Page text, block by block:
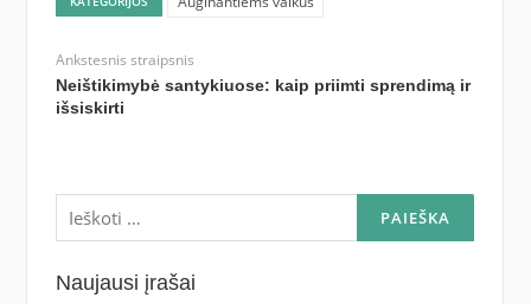
Ankstesnis straipsnis
Neištikimybė santykiuose: kaip priimti sprendimą ir
išsiskirti
Ieškoti:
Naujausi įrašai